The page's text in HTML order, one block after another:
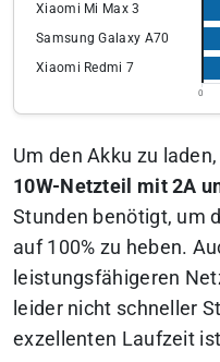
Xiaomi Mi Max 3
Samsung Galaxy A70
Xiaomi Redmi 7
0
Um den Akku zu
10W-Netzteil mit 2A
Stunden benötigt, um
auf 100% zu heben.
leistungsfähigeren
leider nicht schneller
exzellenten Laufzeit